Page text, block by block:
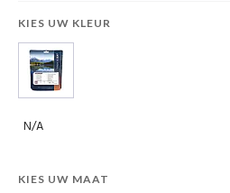
KIES UW KLEUR
N/A
KIES UW MAAT